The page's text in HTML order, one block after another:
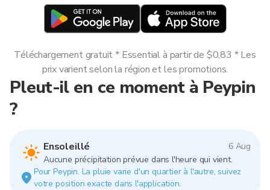
Pleut-il en ce moment à Peypin
?
Ensoleillé
6 Aug
Aucune précipitation prévue dans l'heure qui vient.
Pour Peypin. La pluie varie d'un quartier à l'autre, suivez
votre position exacte dans l'application.
Téléchargement gratuit * Essential à partir de $0,83 * Les
prix varient selon la région et les promotions.